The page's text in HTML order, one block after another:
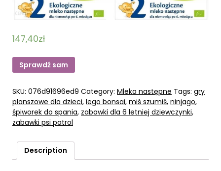
147,40zł
Sprawdź sam
SKU: 076d91696ed9 Category: Mleka następne Tags: gry
planszowe dla dzieci, lego bonsai, miś szumiś, ninjago,
śpiworek do spania, zabawki dla 6 letniej dziewczynki,
zabawki psi patrol
Description